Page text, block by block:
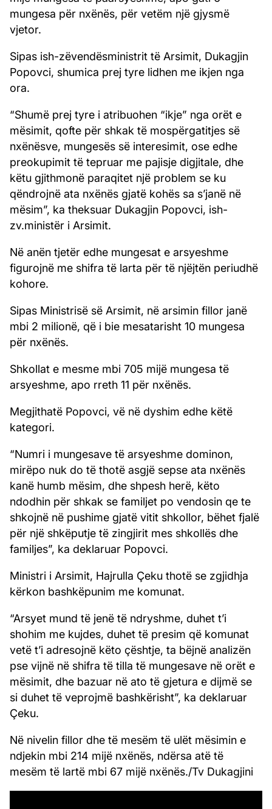
mungesa për nxënës, për vetëm një gjysmë
vjetor.
Sipas ish-zëvendësministrit të Arsimit, Dukagjin
Popovci, shumica prej tyre lidhen me ikjen nga
ora.
“Shumë prej tyre i atribuohen “ikje” nga orët e
mësimit, qofte për shkak të mospërgatitjes së
nxënësve, mungesës së interesimit, ose edhe
preokupimit të tepruar me pajisje digjitale, dhe
këtu gjithmonë paraqitet një problem se ku
qëndrojnë ata nxënës gjatë kohës sa s’janë në
mësim”, ka theksuar Dukagjin Popovci, ish-
zv.ministër i Arsimit.
Në anën tjetër edhe mungesat e arsyeshme
figurojnë me shifra të larta për të njëjtën periudhë
kohore.
Sipas Ministrisë së Arsimit, në arsimin fillor janë
mbi 2 milionë, që i bie mesatarisht 10 mungesa
për nxënës.
Shkollat e mesme mbi 705 mijë mungesa të
arsyeshme, apo rreth 11 për nxënës.
Megjithatë Popovci, vë në dyshim edhe këtë
kategori.
“Numri i mungesave të arsyeshme dominon,
mirëpo nuk do të thotë asgjë sepse ata nxënës
kanë humb mësim, dhe shpesh herë, këto
ndodhin për shkak se familjet po vendosin qe te
shkojnë në pushime gjatë vitit shkollor, bëhet fjalë
për një shkëputje të zingjirit mes shkollës dhe
familjes”, ka deklaruar Popovci.
Ministri i Arsimit, Hajrulla Çeku thotë se zgjidhja
kërkon bashkëpunim me komunat.
“Arsyet mund të jenë të ndryshme, duhet t’i
shohim me kujdes, duhet të presim që komunat
vetë t’i adresojnë këto çështje, ta bëjnë analizën
pse vijnë në shifra të tilla të mungesave në orët e
mësimit, dhe bazuar në ato të gjetura e dijmë se
si duhet të veprojmë bashkërisht”, ka deklaruar
Çeku.
Në nivelin fillor dhe të mesëm të ulët mësimin e
ndjekin mbi 214 mijë nxënës, ndërsa atë të
mesëm të lartë mbi 67 mijë nxënës./Tv Dukagjini